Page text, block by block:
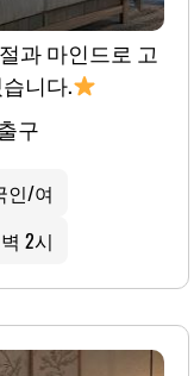
과 마인드로 고
니다.
구
인/여
2시